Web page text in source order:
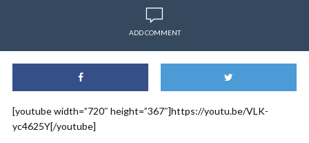
ADD COMMENT
[youtube width=”720″ height=”367″]https://youtu.be/VLK-
yc4625Y[/youtube]